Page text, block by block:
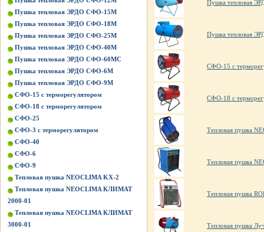
Пушка тепловая ЭРДО СФО-15М
Пушка тепловая ЭРДО СФО-18М
Пушка тепловая ЭРДО СФО-25М
Пушка тепловая ЭРДО СФО-40М
Пушка тепловая ЭРДО СФО-60МС
Пушка тепловая ЭРДО СФО-6М
Пушка тепловая ЭРДО СФО-9М
СФО-15 с терморегулятором
СФО-18 с терморегулятором
СФО-25
СФО-3 с терморегулятором
СФО-40
СФО-6
СФО-9
Тепловая пушка NEOCLIMA KХ-2
Тепловая пушка NEOCLIMA КЛИМАТ
2000-01
Тепловая пушка NEOCLIMA КЛИМАТ
3000-01
Пушка тепловая
Пушка тепловая
СФО-15 с
СФО-18 с
Тепловая пушка
Тепловая пушка
Тепловая пушка
Тепловая пушка